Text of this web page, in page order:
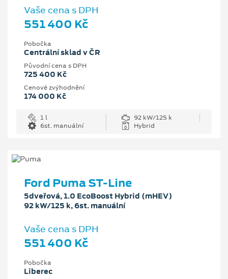
Vaše cena s DPH
551 400 Kč
Pobočka
Centrální sklad v ČR
Původní cena s DPH
725 400 Kč
Cenové zvýhodnění
174 000 Kč
1 l
92 kW/125 k
6st. manuální
Hybrid
Ford Puma ST-Line
5dveřová, 1.0 EcoBoost Hybrid (mHEV)
92 kW/125 k, 6st. manuální
Vaše cena s DPH
551 400 Kč
Pobočka
Liberec